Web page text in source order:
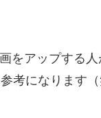
をアップする人
考になります（